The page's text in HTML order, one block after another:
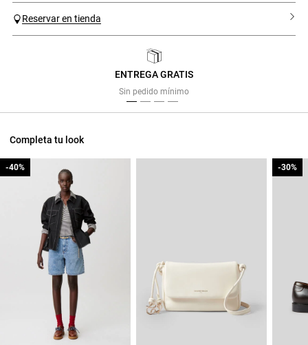
Reservar en tienda
ENTREGA GRATIS
Sin pedido mínimo
Completa tu look
-40%
-40% -30%
-30%